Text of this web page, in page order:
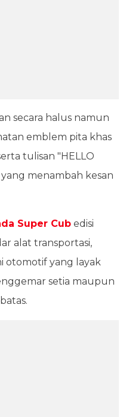
secara halus namun
emblem pita khas
tulisan "HELLO
menambah kesan
Super Cub edisi
alat transportasi,
otomotif yang layak
setia maupun